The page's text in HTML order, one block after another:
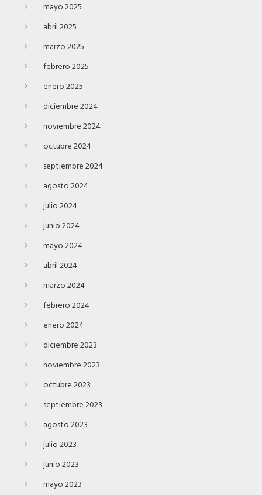
mayo 2025
abril 2025
marzo 2025
febrero 2025
enero 2025
diciembre 2024
noviembre 2024
octubre 2024
septiembre 2024
agosto 2024
julio 2024
junio 2024
mayo 2024
abril 2024
marzo 2024
febrero 2024
enero 2024
diciembre 2023
noviembre 2023
octubre 2023
septiembre 2023
agosto 2023
julio 2023
junio 2023
mayo 2023